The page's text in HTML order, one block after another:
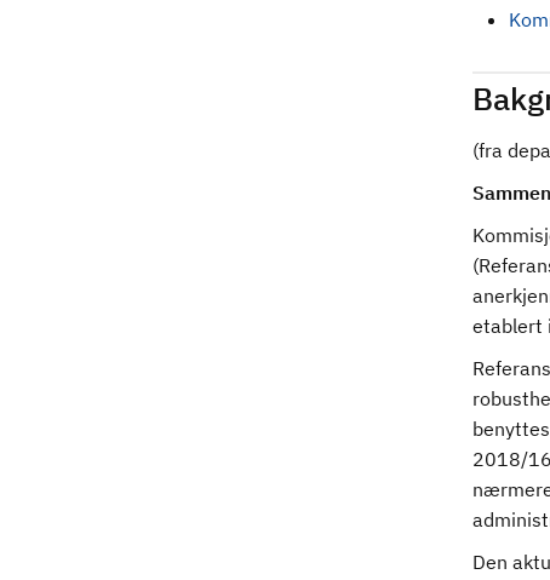
(fra
etablert
2018/
Den